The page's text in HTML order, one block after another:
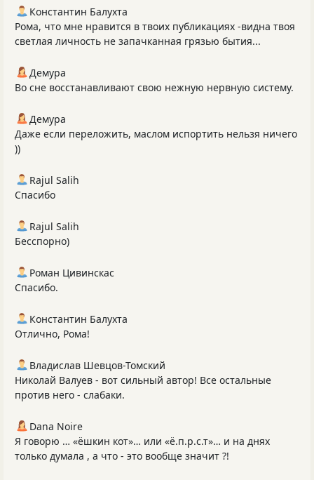
Константин Балухта
Рома, что мне нравится в твоих публикациях -видна твоя
светлая личность не запачканная грязью бытия...
Демура
Во сне восстанавливают свою нежную нервную систему.
Демура
Даже если переложить, маслом испортить нельзя ничего
))
Rajul Salih
Спасибо
Rajul Salih
Бесспорно)
Роман Цивинскас
Спасибо.
Константин Балухта
Отлично, Рома!
Владислав Шевцов-Томский
Николай Валуев - вот сильный автор! Все остальные
против него - слабаки.
Dana Noire
Я говорю … «ёшкин кот»… или «ё.п.р.с.т»… и на днях
только думала , а что - это вообще значит ?!